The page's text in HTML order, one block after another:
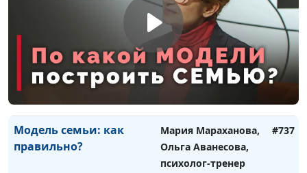
клинический
психолог
Как вдохновить ребёнка
на учёбу
Юлия Синицына,
Ольга Лебедева,
клинический
психолог
#738
Модель семьи: как
правильно?
Мария Мараханова,
Ольга Аванесова,
психолог-тренер
#737